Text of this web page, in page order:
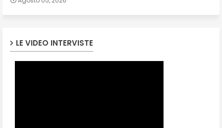
LE VIDEO INTERVISTE